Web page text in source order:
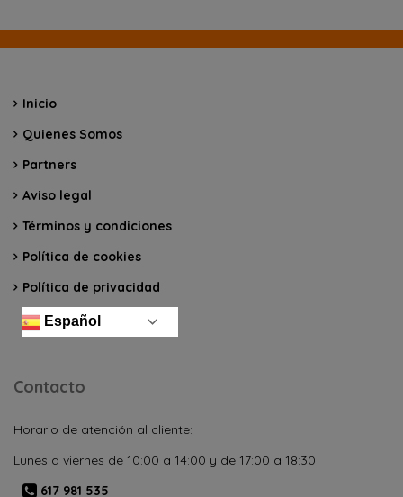
Inicio
Quienes Somos
Partners
Aviso legal
Términos y condiciones
Política de cookies
Política de privacidad
Español
Contacto
Horario de atención al cliente:
Lunes a viernes de 10:00 a 14:00 y de 17:00 a 18:30
617 981 535